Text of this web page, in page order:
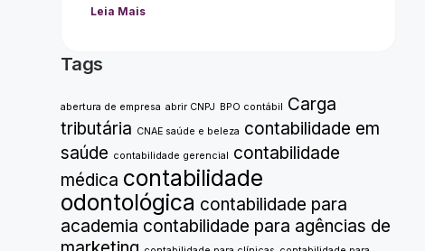
Leia Mais
Tags
abertura de empresa abrir CNPJ BPO contábil Carga
tributária CNAE saúde e beleza contabilidade em
saúde contabilidade gerencial contabilidade
médica contabilidade
odontológica contabilidade para
academia contabilidade para agências de